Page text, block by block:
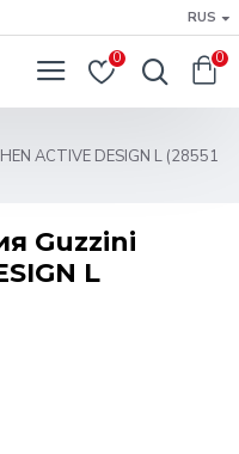
RUS
0 0
ACTIVE DESIGN L (28551
Guzzini
L